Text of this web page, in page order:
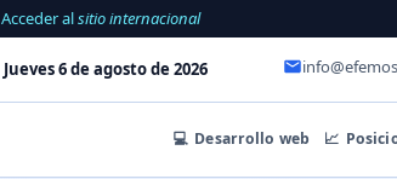
Acceder alsitio internacional
Jueves 6 de agosto de 2026
💻 Desarrollo web 📈